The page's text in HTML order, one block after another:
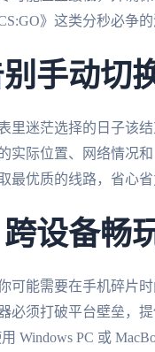
》这类分秒必争
手动切
里迷茫选择的日子该
实际位置、网络情况
最优质的线路，省心
设备畅
可能需要在手机碎片
必须打破平台壁垒，
Windows PC 或